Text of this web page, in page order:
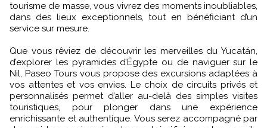
tourisme de masse, vous vivrez des moments inoubliables,
dans des lieux exceptionnels, tout en bénéficiant d’un
service sur mesure.
Que vous rêviez de découvrir les merveilles du Yucatán,
d’explorer les pyramides d’Égypte ou de naviguer sur le
Nil, Paseo Tours vous propose des excursions adaptées à
vos attentes et vos envies. Le choix de circuits privés et
personnalisés permet d’aller au-delà des simples visites
touristiques, pour plonger dans une expérience
enrichissante et authentique. Vous serez accompagné par